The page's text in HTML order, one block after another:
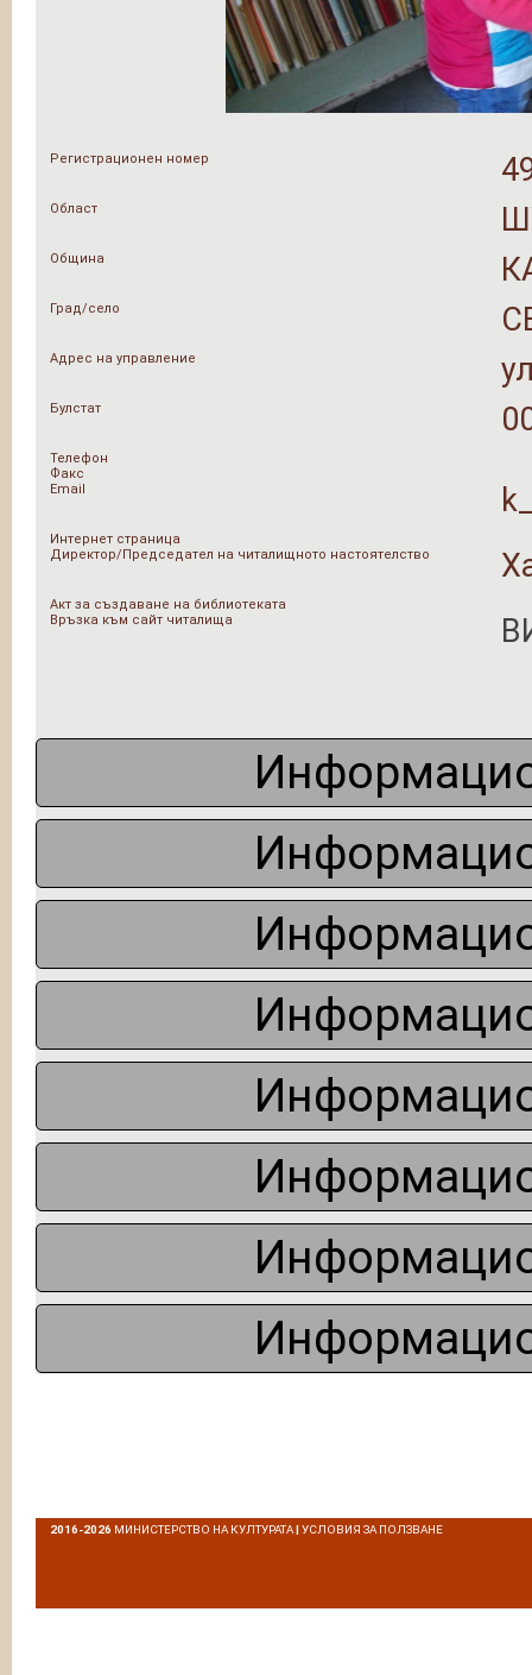
Регистрационен номер
Област
Община
Град/село
Адрес на управление
Булстат
Телефон
Факс
Email
Интернет страница
Директор/Председател на читалищното настоятелство
Акт за създаване на библиотеката
Връзка към сайт читалища
2016-2026 МИНИСТЕРСТВО НА КУЛТУРАТА|УСЛОВИЯ ЗА ПОЛЗВАНЕ